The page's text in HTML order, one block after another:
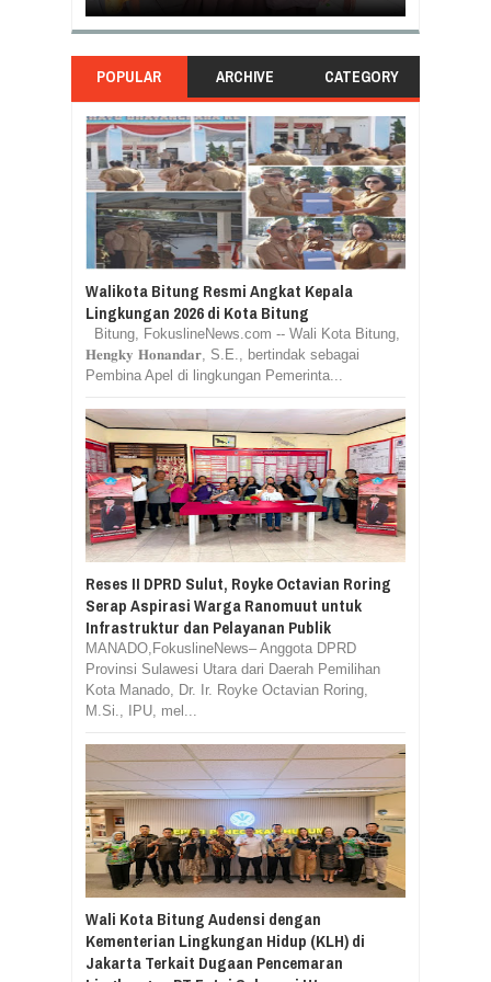
POPULAR ARCHIVE CATEGORY
Walikota Bitung Resmi Angkat Kepala
Lingkungan 2026 di Kota Bitung
Bitung, FokuslineNews.com -- Wali Kota Bitung,
𝐇𝐞𝐧𝐠𝐤𝐲 𝐇𝐨𝐧𝐚𝐧𝐝𝐚𝐫, S.E., bertindak sebagai
Pembina Apel di lingkungan Pemerinta...
Reses II DPRD Sulut, Royke Octavian Roring
Serap Aspirasi Warga Ranomuut untuk
Infrastruktur dan Pelayanan Publik
MANADO,FokuslineNews– Anggota DPRD
Provinsi Sulawesi Utara dari Daerah Pemilihan
Kota Manado, Dr. Ir. Royke Octavian Roring,
M.Si., IPU, mel...
Wali Kota Bitung Audensi dengan
Kementerian Lingkungan Hidup (KLH) di
Jakarta Terkait Dugaan Pencemaran